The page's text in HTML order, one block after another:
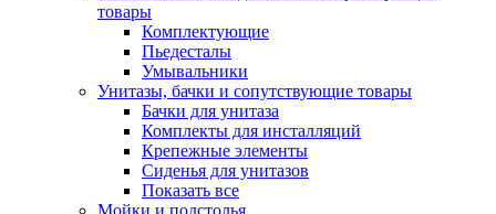
товары
Комплектующие
Пьедесталы
Умывальники
Унитазы, бачки и сопутствующие товары
Бачки для унитаза
Комплекты для инсталляций
Крепежные элементы
Сиденья для унитазов
Показать все
Мойки и подстолья